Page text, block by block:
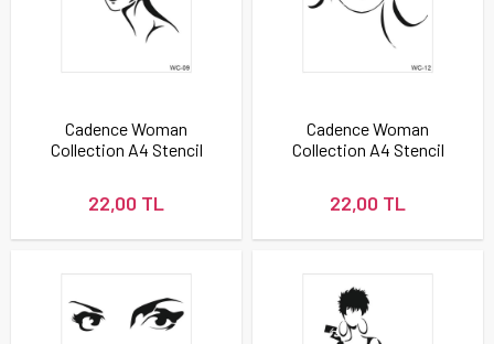
Cadence Woman
Collection A4 Stencil
22,00 TL
Cadence Woman
Collection A4 Stencil
22,00 TL